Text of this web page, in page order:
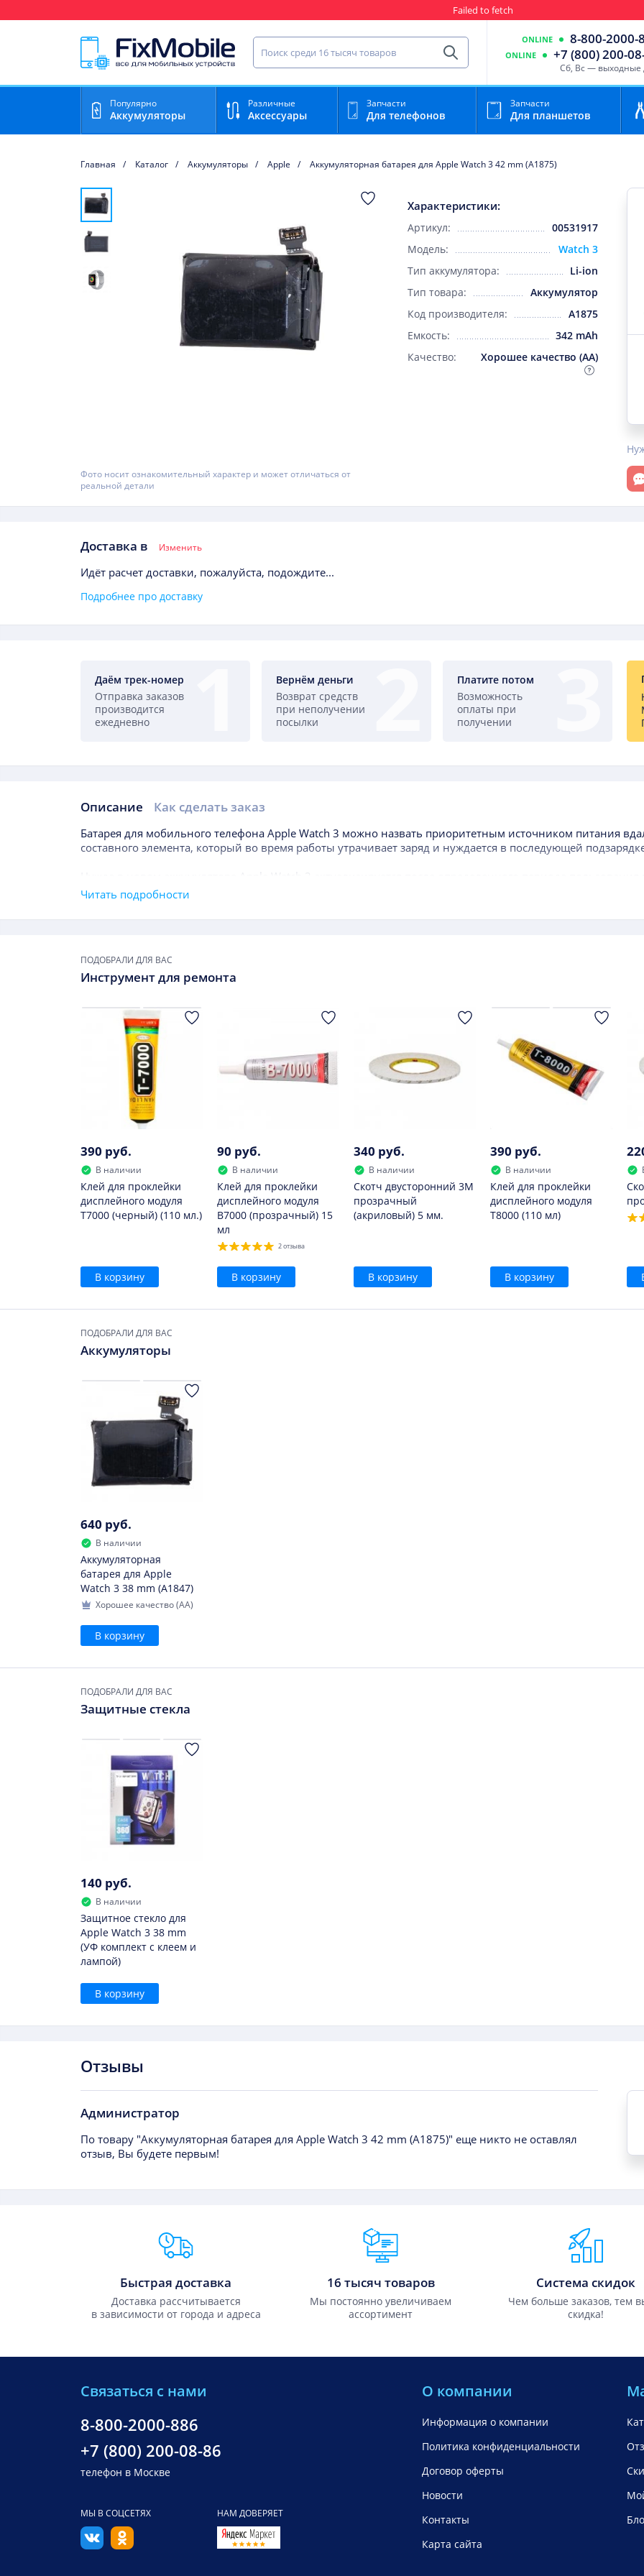
Failed to fetch
Найти запчасть для мобильного устройства
Найти
8-800-2000-
ONLINE
+7 (800) 200-
ONLINE
Cб, Вс — выходные
Популярно
Аккумуляторы
Различные
Аксессуары
Запчасти
Для телефонов
Запчасти
Для планшетов
Главная Каталог Аккумуляторы Apple Аккумуляторная батарея для Apple Watch 3 42 mm (A1875)
Фото носит ознакомительный характер и может отличаться от
реальной детали
Характеристики:
Артикул:
00531917
Модель:
Watch 3
Тип аккумулятора:
Li-ion
Тип товара:
Аккумулятор
Код производителя:
A1875
Емкость:
342 mAh
Качество:
Хорошее качество (AA)
Доставка в Изменить
Идёт расчет доставки, пожалуйста, подождите...
Подробнее про доставку
Даём трек-номер
Отправка заказов
производится
ежедневно
Вернём деньги
Возврат средств
при неполучении
посылки
Платите потом
Возможность
оплаты при
получении
Описание Как сделать заказ
Описание
Батарея для мобильного телефона Apple Watch 3 можно назвать приоритетным источником питания
составного элемента, который во время работы утрачивает заряд и нуждается в последующей
актуализируется после определенного периода
возникнуть даже в течение года после покупки гаджета, когда аккумуляторная батарея, находящаяся в
правило, длительность службы батареи значительно меньше, чем самого аппарата.
подпитки.
он быстро утрачивает заряд;
сильно нагревается при зарядке;
он вздулся.
В дальнейшем использовать такой элемент не следует.
Читать подробности
ПОДОБРАЛИ ДЛЯ ВАС
Инструмент для ремонта
390 руб.
В наличии
Клей для проклейки
дисплейного модуля
T7000 (черный) (110 мл.)
В корзину
90 руб.
В наличии
Клей для проклейки
дисплейного модуля
B7000 (прозрачный) 15
мл
2 отзыва
В корзину
340 руб.
В наличии
Скотч двусторонний 3M
прозрачный
(акриловый) 5 мм.
В корзину
390 руб.
В наличии
Клей для проклейки
дисплейного модуля
T8000 (110 мл)
В корзину
ПОДОБРАЛИ ДЛЯ ВАС
Аккумуляторы
640 руб.
В наличии
Аккумуляторная
батарея для Apple
Watch 3 38 mm (A1847)
Хорошее качество (AA)
В корзину
ПОДОБРАЛИ ДЛЯ ВАС
Защитные стекла
140 руб.
В наличии
Защитное стекло для
Apple Watch 3 38 mm
(УФ комплект с клеем и
лампой)
В корзину
Отзывы
Администратор
По товару "Аккумуляторная батарея для Apple Watch 3 42 mm (A1875)" еще никто не оставлял
отзыв, Вы будете первым!
Преимущества Fixmobile
Быстрая доставка
Доставка рассчитывается
в зависимости от города и адреса
16 тысяч товаров
Мы постоянно увеличиваем
ассортимент
Система скидок
Чем больше заказов, тем
скидка!
Связаться с нами
8-800-2000-886
+7 (800) 200-08-86
телефон в Москве
МЫ В СОЦСЕТЯХ НАМ ДОВЕРЯЕТ
О компании
Информация о компании
Политика конфиденциальности
Договор оферты
Новости
Контакты
Карта сайта